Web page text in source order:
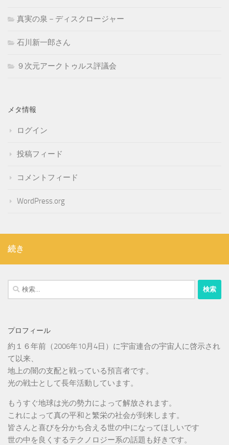
真実の泉－ディスクロージャー
石川新一郎さん
９次元アークトゥルス評議会
メタ情報
ログイン
投稿フィード
コメントフィード
WordPress.org
続き
検
索:
プロフィール
約１６年前（2006年10月4日）に宇宙連合の宇宙人に啓示され
て以来、
地上の闇の支配と戦っている預言者です。
光の戦士として長年活動しています。
もうすぐ地球は光の勢力によって解放されます。
これによって真の平和と繁栄の社会が到来します。
皆さんと喜びを分かち合える世の中になってほしいです
世の中を良くするテクノロジー系の話題も好きです。